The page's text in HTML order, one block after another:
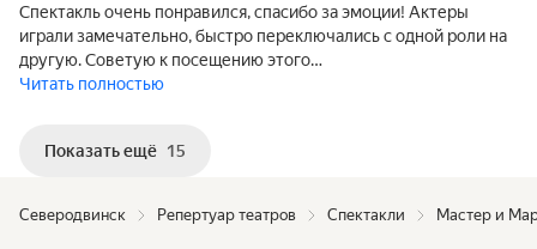
Спектакль очень понравился, спасибо за эмоции! Актеры
играли замечательно, быстро переключались с одной роли на
другую. Советую к посещению этого…
Читать полностью
Показать ещё 15
Северодвинск Репертуар театров Спектакли Мастер и